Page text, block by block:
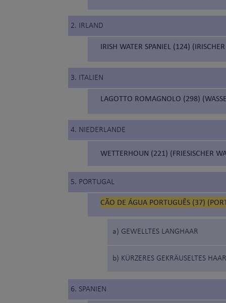
2. IRLAND
IRISH WATER SPANIEL (124)
3. ITALIEN
LAGOTTO ROMAGNOLO (298)
4. NIEDERLANDE
WETTERHOUN (221) (FRIESISCHER
5. PORTUGAL
CÃO DE ÁGUA PORTUGUÊS (37)
a) GEWELLTES LANGHAAR
b) KÜRZERES GEKRÄUSELTES HAAR
6. SPANIEN